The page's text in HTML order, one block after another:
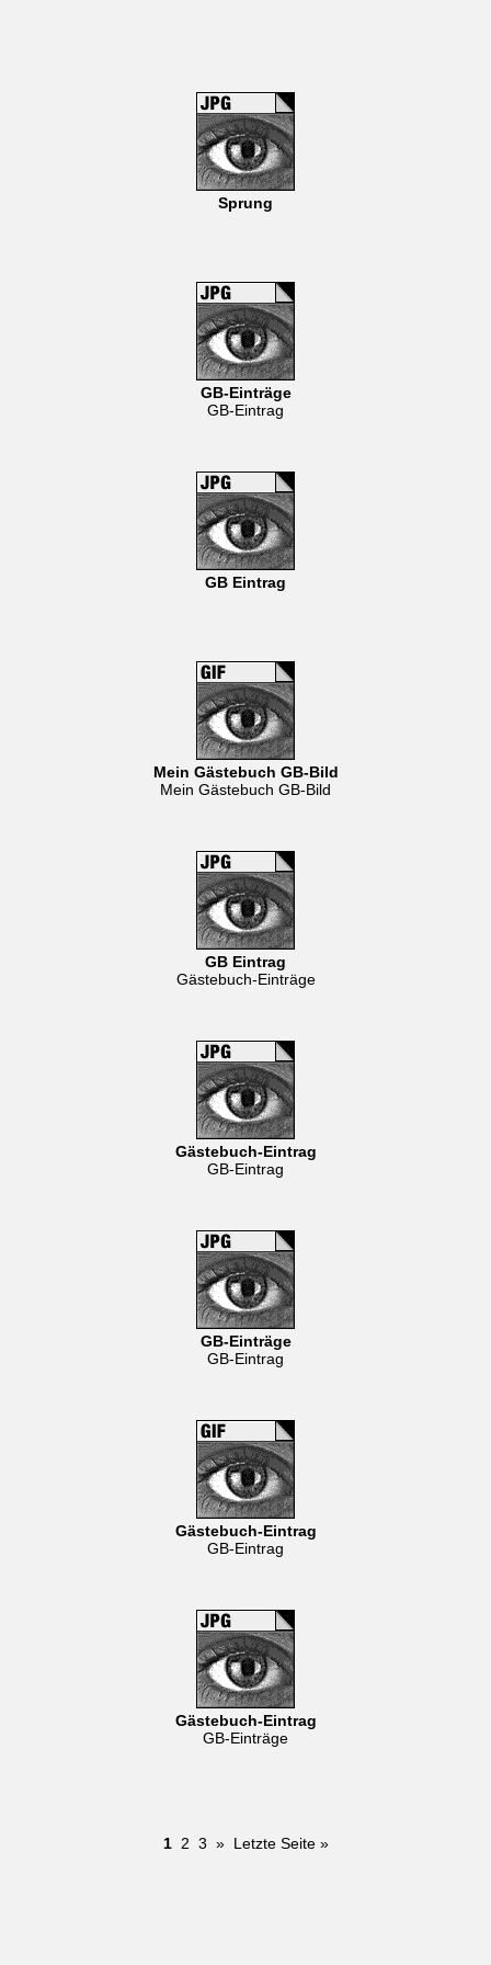
Sprung
GB-Einträge
GB-Eintrag
GB Eintrag
Mein Gästebuch GB-Bild
Mein Gästebuch GB-Bild
GB Eintrag
Gästebuch-Einträge
Gästebuch-Eintrag
GB-Eintrag
GB-Einträge
GB-Eintrag
Gästebuch-Eintrag
GB-Eintrag
Gästebuch-Eintrag
GB-Einträge
1 2 3 » Letzte Seite »